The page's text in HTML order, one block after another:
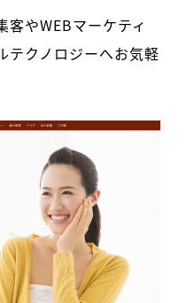
客やWEBマーケティ
テクノロジーへお気軽